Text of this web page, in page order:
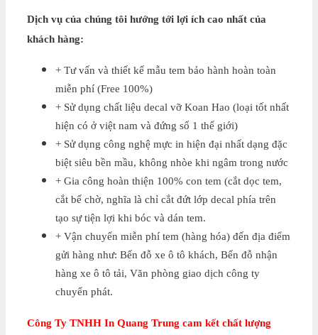
Dịch vụ của chúng tôi hướng tới lợi ích cao nhất của
khách hàng:
+ Tư vấn và thiết kế mẫu tem bảo hành hoàn toàn
miễn phí (Free 100%)
+ Sử dụng chất liệu decal vỡ Koan Hao (loại tốt nhất
hiện có ở việt nam và đứng số 1 thế giới)
+ Sử dụng công nghệ mực in hiện đại nhất dạng đặc
biệt siêu bền mầu, không nhòe khi ngâm trong nước
+ Gia công hoàn thiện 100% con tem (cắt dọc tem,
cắt bế chờ, nghĩa là chỉ cắt đứt lớp decal phía trên
tạo sự tiện lợi khi bóc và dán tem.
+ Vận chuyển miễn phí tem (hàng hóa) đến địa điểm
gửi hàng như: Bến đỗ xe ô tô khách, Bến đỗ nhận
hàng xe ô tô tải, Văn phòng giao dịch công ty
chuyển phát.
Công Ty TNHH In Quang Trung cam kết chất lượng